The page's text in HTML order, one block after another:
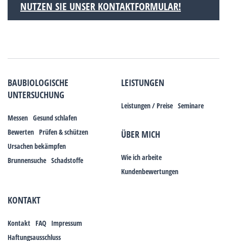
NUTZEN SIE UNSER KONTAKTFORMULAR!
BAUBIOLOGISCHE
UNTERSUCHUNG
Messen Gesund schlafen
Bewerten Prüfen & schützen
Ursachen bekämpfen
Brunnensuche Schadstoffe
LEISTUNGEN
Leistungen / Preise Seminare
ÜBER MICH
Wie ich arbeite
Kundenbewertungen
KONTAKT
Kontakt FAQ Impressum
Haftungsausschluss